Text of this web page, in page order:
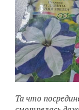
Та что